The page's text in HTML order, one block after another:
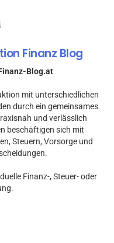
Finanz Blog
Blog.at
mit unterschiedlichen
durch ein gemeinsames
und verlässlich
beschäftigen sich mit
Steuern, Vorsorge und
Finanz-, Steuer- oder